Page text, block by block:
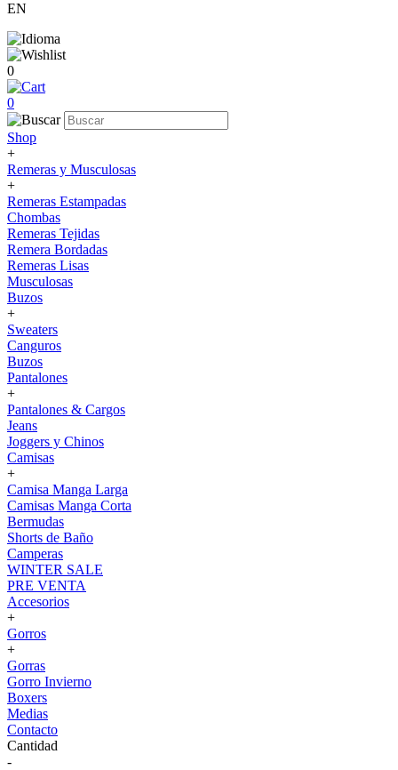
EN
0
0
Shop
+
Remeras y Musculosas
+
Remeras Estampadas
Chombas
Remeras Tejidas
Remera Bordadas
Remeras Lisas
Musculosas
Buzos
+
Sweaters
Canguros
Buzos
Pantalones
+
Pantalones & Cargos
Jeans
Joggers y Chinos
Camisas
+
Camisa Manga Larga
Camisas Manga Corta
Bermudas
Shorts de Baño
Camperas
WINTER SALE
PRE VENTA
Accesorios
+
Gorros
+
Gorras
Gorro Invierno
Boxers
Medias
Contacto
Cantidad
-